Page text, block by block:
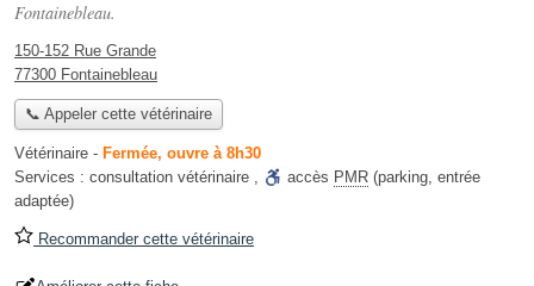
Fontainebleau.
150-152 Rue Grande
77300 Fontainebleau
📞 Appeler cette vétérinaire
Vétérinaire - Fermée, ouvre à 8h30
Services : consultation vétérinaire , accès PMR (parking, entrée
adaptée)
Recommander cette vétérinaire